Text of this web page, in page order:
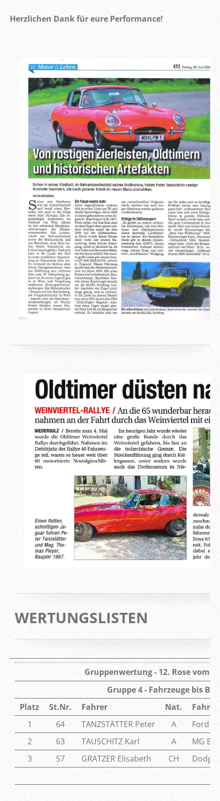
Herzlichen Dank für eure Performance!
WERTUNGSLISTEN
Gruppenwertung - 12. Rose vom
Gruppe 4 - Fahrzeuge bis
Platz
St.Nr. Fahrer Nat.
1
64 TANZSTÄTTER Peter A
Ford
2
63 TAUSCHITZ Karl A
MG B
3
57 GRATZER Elisabeth CH Dodge